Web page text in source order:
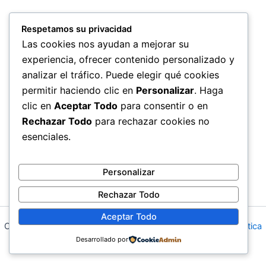
Copyright © 2026 Farmacia en Moratalaz |Aviso Legal|Política
de Privacidad|Política de Cookies
Respetamos su privacidad
Las cookies nos ayudan a mejorar su
experiencia, ofrecer contenido personalizado y
analizar el tráfico. Puede elegir qué cookies
permitir haciendo clic en Personalizar. Haga
clic en Aceptar Todo para consentir o en
Rechazar Todo para rechazar cookies no
esenciales.
Personalizar
Rechazar Todo
Aceptar Todo
Desarrollado por